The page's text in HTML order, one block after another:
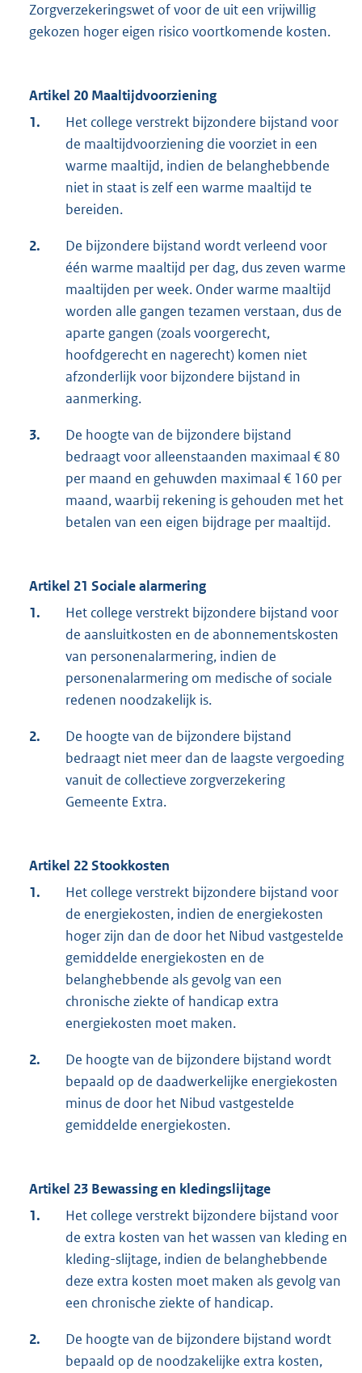
Zorgverzekeringswet of voor de uit een vrijwillig
gekozen hoger eigen risico voortkomende kosten.
Artikel 20 Maaltijdvoorziening
1.
Het college verstrekt bijzondere bijstand voor
de maaltijdvoorziening die voorziet in een
warme maaltijd, indien de belanghebbende
niet in staat is zelf een warme maaltijd te
bereiden.
2.
De bijzondere bijstand wordt verleend voor
één warme maaltijd per dag, dus zeven warme
maaltijden per week. Onder warme maaltijd
worden alle gangen tezamen verstaan, dus de
aparte gangen (zoals voorgerecht,
hoofdgerecht en nagerecht) komen niet
afzonderlijk voor bijzondere bijstand in
aanmerking.
3.
De hoogte van de bijzondere bijstand
bedraagt voor alleenstaanden maximaal € 80
per maand en gehuwden maximaal € 160 per
maand, waarbij rekening is gehouden met het
betalen van een eigen bijdrage per maaltijd.
Artikel 21 Sociale alarmering
1.
Het college verstrekt bijzondere bijstand voor
de aansluitkosten en de abonnementskosten
van personenalarmering, indien de
personenalarmering om medische of sociale
redenen noodzakelijk is.
2.
De hoogte van de bijzondere bijstand
bedraagt niet meer dan de laagste vergoeding
vanuit de collectieve zorgverzekering
Gemeente Extra.
Artikel 22 Stookkosten
1.
Het college verstrekt bijzondere bijstand voor
de energiekosten, indien de energiekosten
hoger zijn dan de door het Nibud vastgestelde
gemiddelde energiekosten en de
belanghebbende als gevolg van een
chronische ziekte of handicap extra
energiekosten moet maken.
2.
De hoogte van de bijzondere bijstand wordt
bepaald op de daadwerkelijke energiekosten
minus de door het Nibud vastgestelde
gemiddelde energiekosten.
Artikel 23 Bewassing en kledingslijtage
1.
Het college verstrekt bijzondere bijstand voor
de extra kosten van het wassen van kleding en
kleding-slijtage, indien de belanghebbende
deze extra kosten moet maken als gevolg van
een chronische ziekte of handicap.
2.
De hoogte van de bijzondere bijstand wordt
bepaald op de noodzakelijke extra kosten,